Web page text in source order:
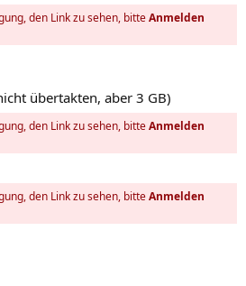
den Link zu sehen, bitteAnmelden
übertakten, aber 3 GB)
den Link zu sehen, bitteAnmelden
den Link zu sehen, bitteAnmelden